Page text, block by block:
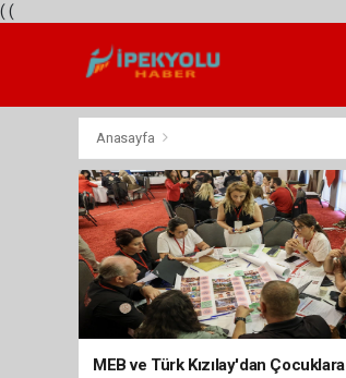
( (
Anasayfa
MEB ve Türk Kızılay'dan Çocuklara